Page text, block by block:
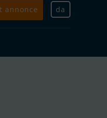
annonce da